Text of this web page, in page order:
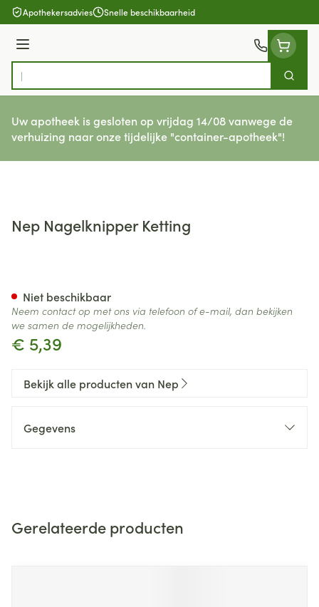
Ga naar de inhoud
Apothekersadvies Snelle beschikbaarheid
Menu
Product, merk, categorie...
Zoek
Uw apotheek is gesloten op vrijdag 14/08 vanwege de
verhuizing naar onze tijdelijke "container-apotheek"!
Nep Nagelknipper Ketting
€ 5,39
Niet beschikbaar
Neem contact op met ons via telefoon of e-mail, dan bekijken
we samen de mogelijkheden.
Bekijk alle producten van Nep
Gegevens
Gerelateerde producten